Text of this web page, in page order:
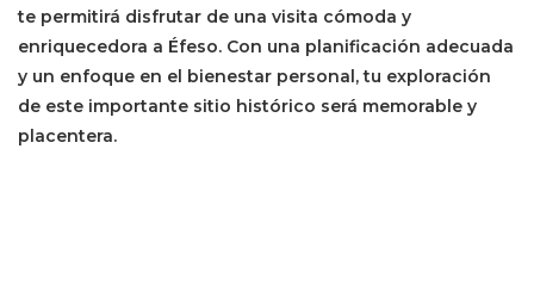
te permitirá disfrutar de una visita cómoda y
enriquecedora a Éfeso. Con una planificación adecuada
y un enfoque en el bienestar personal, tu exploración
de este importante sitio histórico será memorable y
placentera.